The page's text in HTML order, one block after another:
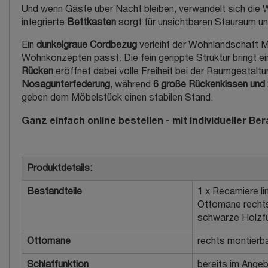
Und wenn Gäste über Nacht bleiben, verwandelt sich die
integrierte Bettkasten sorgt für unsichtbaren Stauraum
Ein dunkelgraue Cordbezug verleiht der Wohnlandschaft
Wohnkonzepten passt. Die fein gerippte Struktur bringt
Rücken eröffnet dabei volle Freiheit bei der
Nosagunterfederung, während 6 große Rückenkissen
geben dem Möbelstück einen stabilen Stand.
Ganz einfach online bestellen - mit individueller
Produktdetails:
Bestandteile
1 x Recamiere
Ottomane
schwarze
Ottomane rechts
Schlaffunktion bereits im